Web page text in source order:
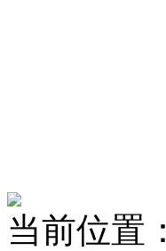
当前位置：